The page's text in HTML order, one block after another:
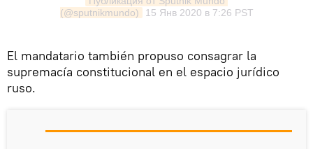
(@sputnikmundo)
15 Янв 2020 в 7:26 PST
El mandatario también propuso consagrar la
supremacía constitucional en el espacio jurídico
ruso.